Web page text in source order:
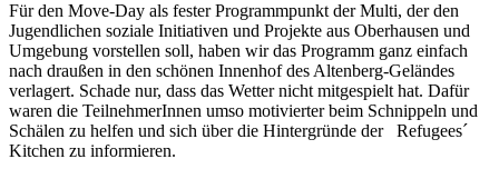
Für den Move-Day als fester Programmpunkt der Multi, der den
Jugendlichen soziale Initiativen und Projekte aus Oberhausen und
Umgebung vorstellen soll, haben wir das Programm ganz einfach
nach draußen in den schönen Innenhof des Altenberg-Geländes
verlagert. Schade nur, dass das Wetter nicht mitgespielt hat. Dafür
waren die TeilnehmerInnen umso motivierter beim Schnippeln und
Schälen zu helfen und sich über die Hintergründe der Refugees´
Kitchen zu informieren.